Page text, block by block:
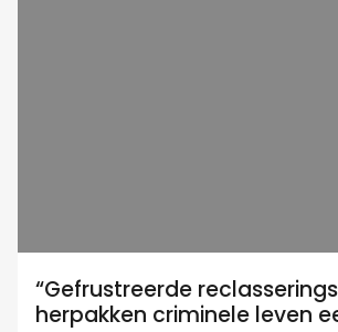
“Gefrustreerde
herpakken criminele leven